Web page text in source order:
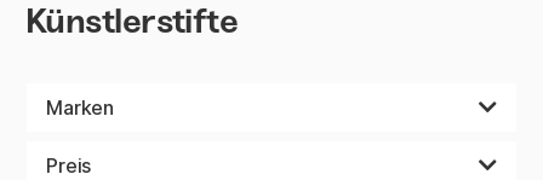
Künstlerstifte
Marken
Preis